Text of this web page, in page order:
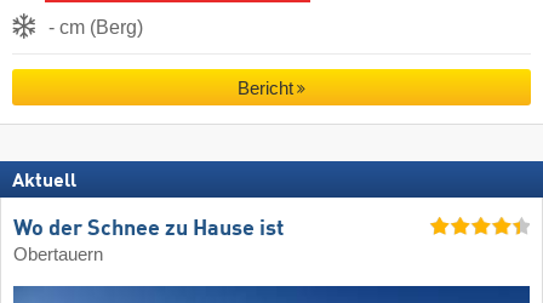
- cm (Berg)
Bericht
Aktuell
Wo der Schnee zu Hause ist
Obertauern